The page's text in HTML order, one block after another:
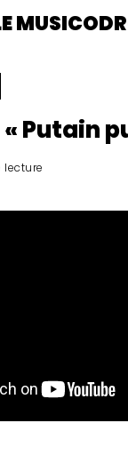
Putain
lecture